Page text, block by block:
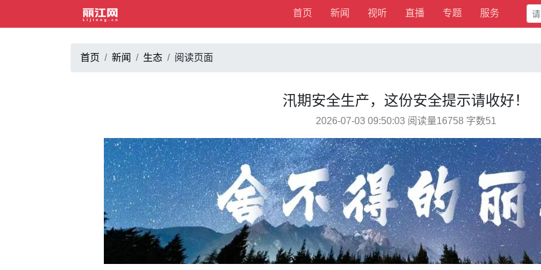
首页 新闻 视听 直播 专题 服务
首页 新闻 生态 阅读页面
汛期安全生产，这份安全提示请收好！
2026-07-03 09:50:03 阅读量16758 字数51